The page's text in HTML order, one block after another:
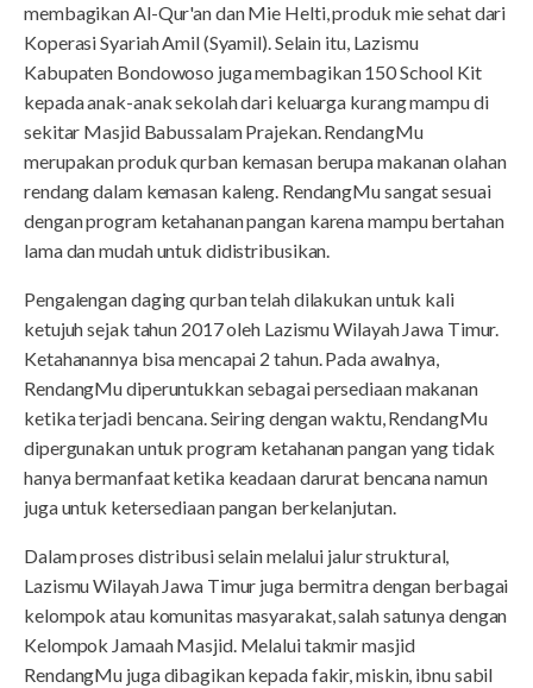
membagikan Al-Qur'an dan Mie Helti, produk mie sehat dari
Koperasi Syariah Amil (Syamil). Selain itu, Lazismu
Kabupaten Bondowoso juga membagikan 150 School Kit
kepada anak-anak sekolah dari keluarga kurang mampu di
sekitar Masjid Babussalam Prajekan. RendangMu
merupakan produk qurban kemasan berupa makanan olahan
rendang dalam kemasan kaleng. RendangMu sangat sesuai
dengan program ketahanan pangan karena mampu bertahan
lama dan mudah untuk didistribusikan.
Pengalengan daging qurban telah dilakukan untuk kali
ketujuh sejak tahun 2017 oleh Lazismu Wilayah Jawa Timur.
Ketahanannya bisa mencapai 2 tahun. Pada awalnya,
RendangMu diperuntukkan sebagai persediaan makanan
ketika terjadi bencana. Seiring dengan waktu, RendangMu
dipergunakan untuk program ketahanan pangan yang tidak
hanya bermanfaat ketika keadaan darurat bencana namun
juga untuk ketersediaan pangan berkelanjutan.
Dalam proses distribusi selain melalui jalur struktural,
Lazismu Wilayah Jawa Timur juga bermitra dengan berbagai
kelompok atau komunitas masyarakat, salah satunya dengan
Kelompok Jamaah Masjid. Melalui takmir masjid
RendangMu juga dibagikan kepada fakir, miskin, ibnu sabil